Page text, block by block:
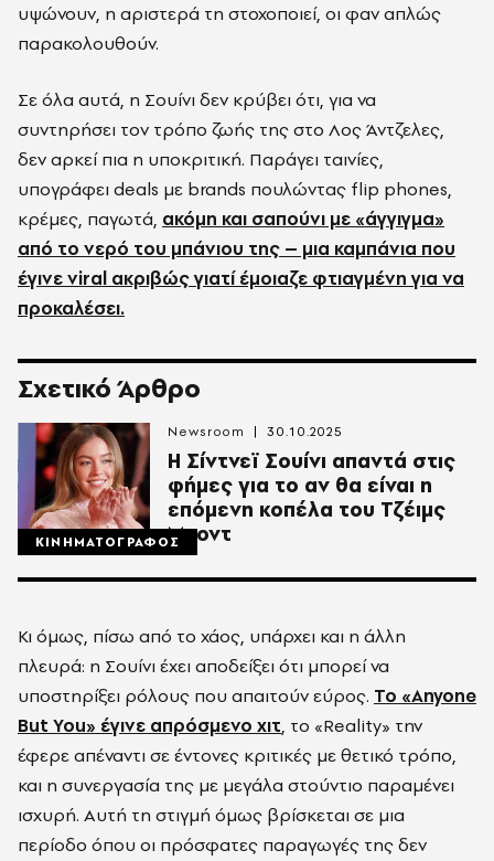
υψώνουν, η αριστερά τη στοχοποιεί, οι φαν απλώς
παρακολουθούν.
Σε όλα αυτά, η Σουίνι δεν κρύβει ότι, για να
συντηρήσει τον τρόπο ζωής της στο Λος Άντζελες,
δεν αρκεί πια η υποκριτική. Παράγει ταινίες,
υπογράφει deals με brands πουλώντας flip phones,
κρέμες, παγωτά, ακόμη και σαπούνι με «άγγιγμα»
από το νερό του μπάνιου της – μια καμπάνια που
έγινε viral ακριβώς γιατί έμοιαζε φτιαγμένη για να
προκαλέσει.
Σχετικό Άρθρο
ΚΙΝΗΜΑΤΟΓΡΑΦΟΣ
Η Σίντνεϊ Σουίνι απαντά στις
φήμες για το αν θα είναι η
επόμενη κοπέλα του Τζέιμς
Μποντ
Newsroom 30.10.2025
Κι όμως, πίσω από το χάος, υπάρχει και η άλλη
πλευρά: η Σουίνι έχει αποδείξει ότι μπορεί να
υποστηρίξει ρόλους που απαιτούν εύρος. Το «Anyone
But You» έγινε απρόσμενο χιτ, το «Reality» την
έφερε απέναντι σε έντονες κριτικές με θετικό τρόπο,
και η συνεργασία της με μεγάλα στούντιο παραμένει
ισχυρή. Αυτή τη στιγμή όμως βρίσκεται σε μια
περίοδο όπου οι πρόσφατες παραγωγές της δεν